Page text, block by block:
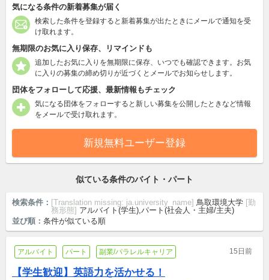
気になる条件の新着募集が届く
検索した条件を登録すると新着募集が出たときにメールで通知を受
け取れます。
無期限のお気に入り保存、リマインドも
追加したお気に入りを無期限に保存、いつでも確認できます。お気
に入りの募集の締め切りが近づくとメールでお知らせします。
団体をフォローして応援、最新情報もチェック
気になる団体をフォローすると新しい募集を公開したときなど情報
をメールで受け取れます。
新規無料ユーザー登録
似ている条件のバイト・パート
検索条件： [Translation missing: ja.university_name] 鳥取環境大学 [勤
務形態] アルバイト(学生),パート(社会人・主婦/主夫)
並び順： 条件が似ている順
アルバイト パート 副業/パラレルキャリア 15日前
【学生歓迎】英語力を活かせる！